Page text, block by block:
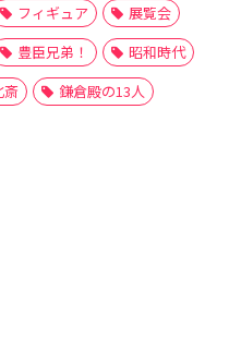
フィギュア
展覧会
豊臣兄弟！
昭和時代
斎 鎌倉殿の13人